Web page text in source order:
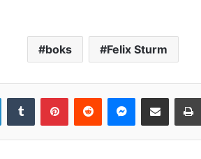
boks Felix Sturm
LinkedInTumblr PinterestReddit MessengerPodijeli e-mailom